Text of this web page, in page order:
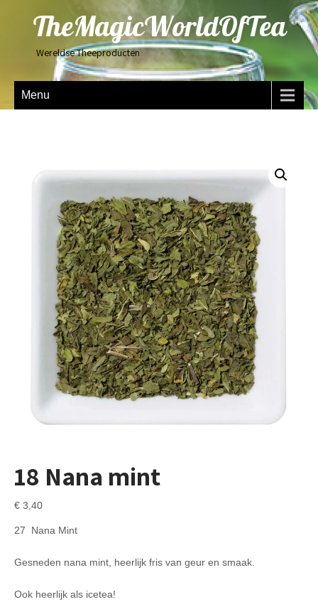
TheMagicWorldOfTea
Wereldse Theeproducten
Menu
18 Nana mint
€ 3,40
27 Nana Mint
Gesneden nana mint, heerlijk fris van geur en smaak.
Ook heerlijk als icetea!